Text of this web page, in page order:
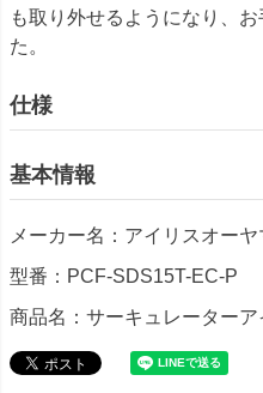
も取り外せるようになり、
た。
仕様
基本情報
メーカー名：アイリスオーヤ
型番：PCF-SDS15T-EC-P
商品名：サーキュレーター